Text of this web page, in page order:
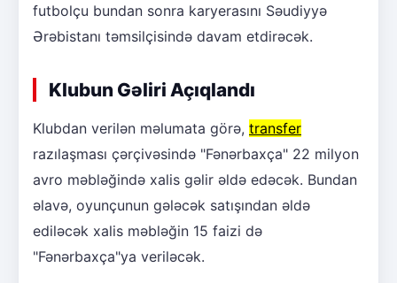
futbolçu bundan sonra karyerasını Səudiyyə
Ərəbistanı təmsilçisində davam etdirəcək.
Klubun Gəliri Açıqlandı
Klubdan verilən məlumata görə, transfer
razılaşması çərçivəsində "Fənərbaxça" 22 milyon
avro məbləğində xalis gəlir əldə edəcək. Bundan
əlavə, oyunçunun gələcək satışından əldə
ediləcək xalis məbləğin 15 faizi də
"Fənərbaxça"ya veriləcək.